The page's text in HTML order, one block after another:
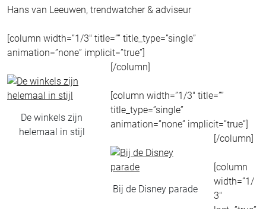
Hans van Leeuwen, trendwatcher & adviseur
[column width=”1/3″ title=”” title_type=”single”
animation=”none” implicit=”true”]
De winkels zijn
helemaal in stijl
[/column]
[column width=”1/3″ title=””
title_type=”single”
animation=”none” implicit=”true”]
Bij de Disney parade
[/column]
[column
width=”1/
3″